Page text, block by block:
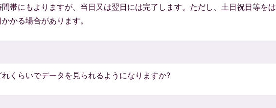
帯にもよりますが、当日又は翌日には完了します。ただし、土日祝日等をは
かる場合があります。
くらいでデータを見られるようになりますか?